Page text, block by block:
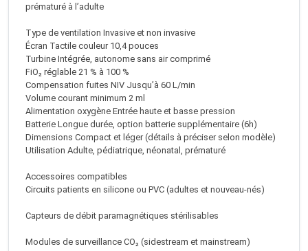
prématuré à l’adulte
Type de ventilation Invasive et non invasive
Écran Tactile couleur 10,4 pouces
Turbine Intégrée, autonome sans air comprimé
FiO₂ réglable 21 % à 100 %
Compensation fuites NIV Jusqu’à 60 L/min
Volume courant minimum 2 ml
Alimentation oxygène Entrée haute et basse pression
Batterie Longue durée, option batterie supplémentaire (6h)
Dimensions Compact et léger (détails à préciser selon modèle)
Utilisation Adulte, pédiatrique, néonatal, prématuré
Accessoires compatibles
Circuits patients en silicone ou PVC (adultes et nouveau-nés)
Capteurs de débit paramagnétiques stérilisables
Modules de surveillance CO₂ (sidestream et mainstream)